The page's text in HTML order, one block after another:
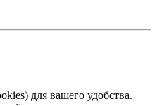
для вашего удобства.